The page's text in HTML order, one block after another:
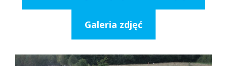
Galeria zdjęć